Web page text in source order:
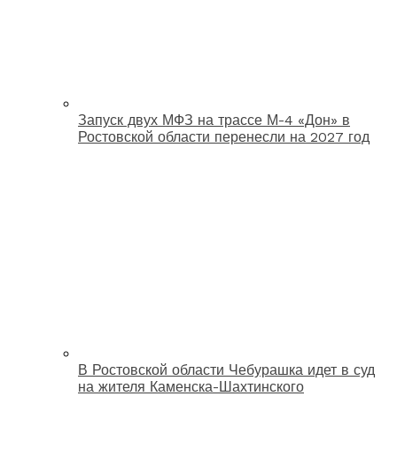
Запуск двух МФЗ на трассе М-4 «Дон» в
Ростовской области перенесли на 2027 год
В Ростовской области Чебурашка идет в суд
на жителя Каменска-Шахтинского